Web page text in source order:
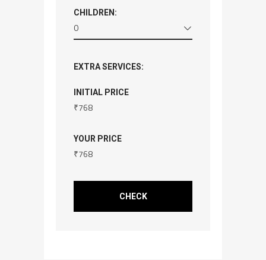
CHILDREN:
0
EXTRA SERVICES:
INITIAL PRICE
₹768
YOUR PRICE
₹768
CHECK